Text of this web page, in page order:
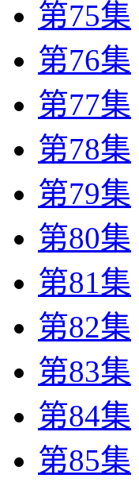
第75集
第76集
第77集
第78集
第79集
第80集
第81集
第82集
第83集
第84集
第85集